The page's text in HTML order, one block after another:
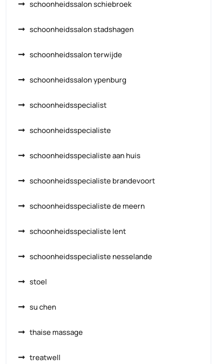
schoonheidssalon schiebroek
schoonheidssalon stadshagen
schoonheidssalon terwijde
schoonheidssalon ypenburg
schoonheidsspecialist
schoonheidsspecialiste
schoonheidsspecialiste aan huis
schoonheidsspecialiste brandevoort
schoonheidsspecialiste de meern
schoonheidsspecialiste lent
schoonheidsspecialiste nesselande
stoel
su chen
thaise massage
treatwell